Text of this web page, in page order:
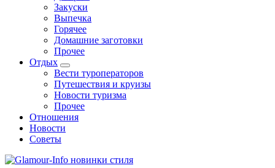
Закуски
Выпечка
Горячее
Домашние заготовки
Прочее
Отдых
Вести туроператоров
Путешествия и круизы
Новости туризма
Прочее
Отношения
Новости
Советы